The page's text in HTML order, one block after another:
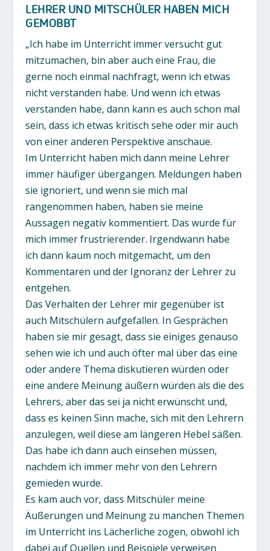
LEHRER UND MITSCHÜLER HABEN MICH
GEMOBBT
„Ich habe im Unterricht immer versucht gut
mitzumachen, bin aber auch eine Frau, die
gerne noch einmal nachfragt, wenn ich etwas
nicht verstanden habe. Und wenn ich etwas
verstanden habe, dann kann es auch schon mal
sein, dass ich etwas kritisch sehe oder mir auch
von einer anderen Perspektive anschaue.
Im Unterricht haben mich dann meine Lehrer
immer häufiger übergangen. Meldungen haben
sie ignoriert, und wenn sie mich mal
rangenommen haben, haben sie meine
Aussagen negativ kommentiert. Das wurde für
mich immer frustrierender. Irgendwann habe
ich dann kaum noch mitgemacht, um den
Kommentaren und der Ignoranz der Lehrer zu
entgehen.
Das Verhalten der Lehrer mir gegenüber ist
auch Mitschülern aufgefallen. In Gesprächen
haben sie mir gesagt, dass sie einiges genauso
sehen wie ich und auch öfter mal über das eine
oder andere Thema diskutieren würden oder
eine andere Meinung äußern würden als die des
Lehrers, aber das sei ja nicht erwünscht und,
dass es keinen Sinn mache, sich mit den Lehrern
anzulegen, weil diese am längeren Hebel säßen.
Das habe ich dann auch einsehen müssen,
nachdem ich immer mehr von den Lehrern
gemieden wurde.
Es kam auch vor, dass Mitschüler meine
Äußerungen und Meinung zu manchen Themen
im Unterricht ins Lächerliche zogen, obwohl ich
dabei auf Quellen und Beispiele verweisen